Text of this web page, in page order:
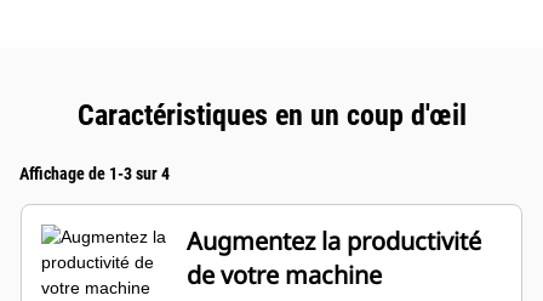
Caractéristiques en un coup d'œil
Affichage de 1-3 sur 4
Augmentez la productivité
de votre machine